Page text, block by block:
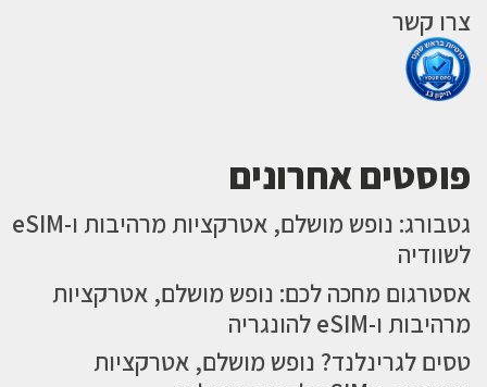
צרו קשר
פוסטים אחרונים
גטבורג: נופש מושלם, אטרקציות מרהיבות ו-eSIM
לשוודיה
אסטרגום מחכה לכם: נופש מושלם, אטרקציות
מרהיבות ו-eSIM להונגריה
טסים לגרינלנד? נופש מושלם, אטרקציות